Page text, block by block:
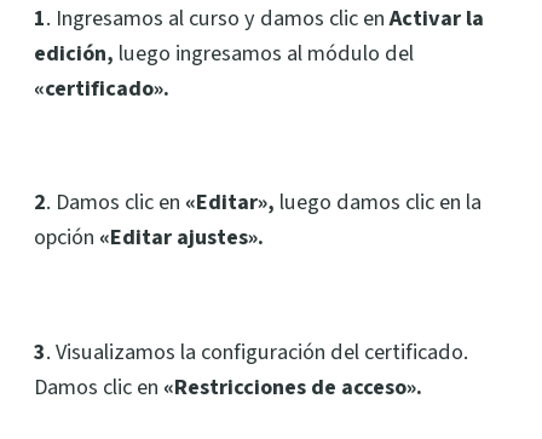
1. Ingresamos al curso y damos clic enActivar la
edición, luego ingresamos al módulo del
«certificado».
2. Damos clic en «Editar», luego damos clic en la
opción «Editar ajustes».
3. Visualizamos la configuración del certificado.
Damos clic en «Restricciones de acceso».